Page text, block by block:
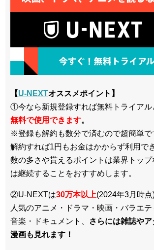
【U-NEXTオススメポイント】
①今なら新規登録すれば無料トライアル
無料で使用できます。
※登録も解約も数分で済むので超簡単で
解約すれば1円もお金はかからず利用で
数の多さや貰えるポイントは業界トップ
は継続することをおすすめします。
②U-NEXTは30万本以上(2024年3月時点
人気のアニメ・ドラマ・映画・バラエテ
音楽・ドキュメント、
さらには雑誌や
漫画も見れます！